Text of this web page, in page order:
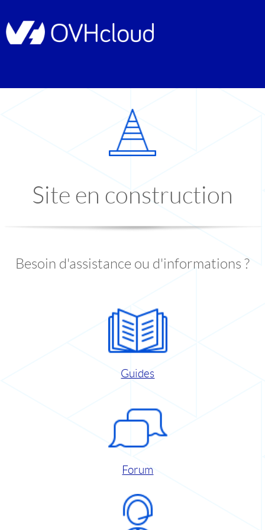
Site en construction
Besoin d'assistance ou d'informations ?
Guides
Forum